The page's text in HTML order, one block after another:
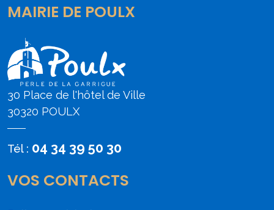
MAIRIE DE POULX
30 Place de l'hôtel de Ville
30320 POULX
Tél : 04 34 39 50 30
VOS CONTACTS